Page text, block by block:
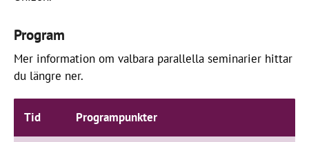
Program
Mer information om valbara parallella seminarier hittar
du längre ner.
Tid Programpunkter